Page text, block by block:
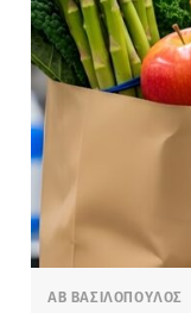
ΑΒ ΒΑΣΙΛΟΠΟΥΛΟΣ